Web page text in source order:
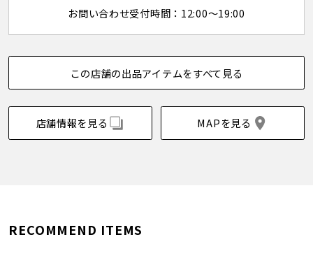
お問い合わせ受付時間：12:00～19:00
この店舗の出品アイテムをすべて見る
店舗情報を見る MAPを見る
RECOMMEND ITEMS